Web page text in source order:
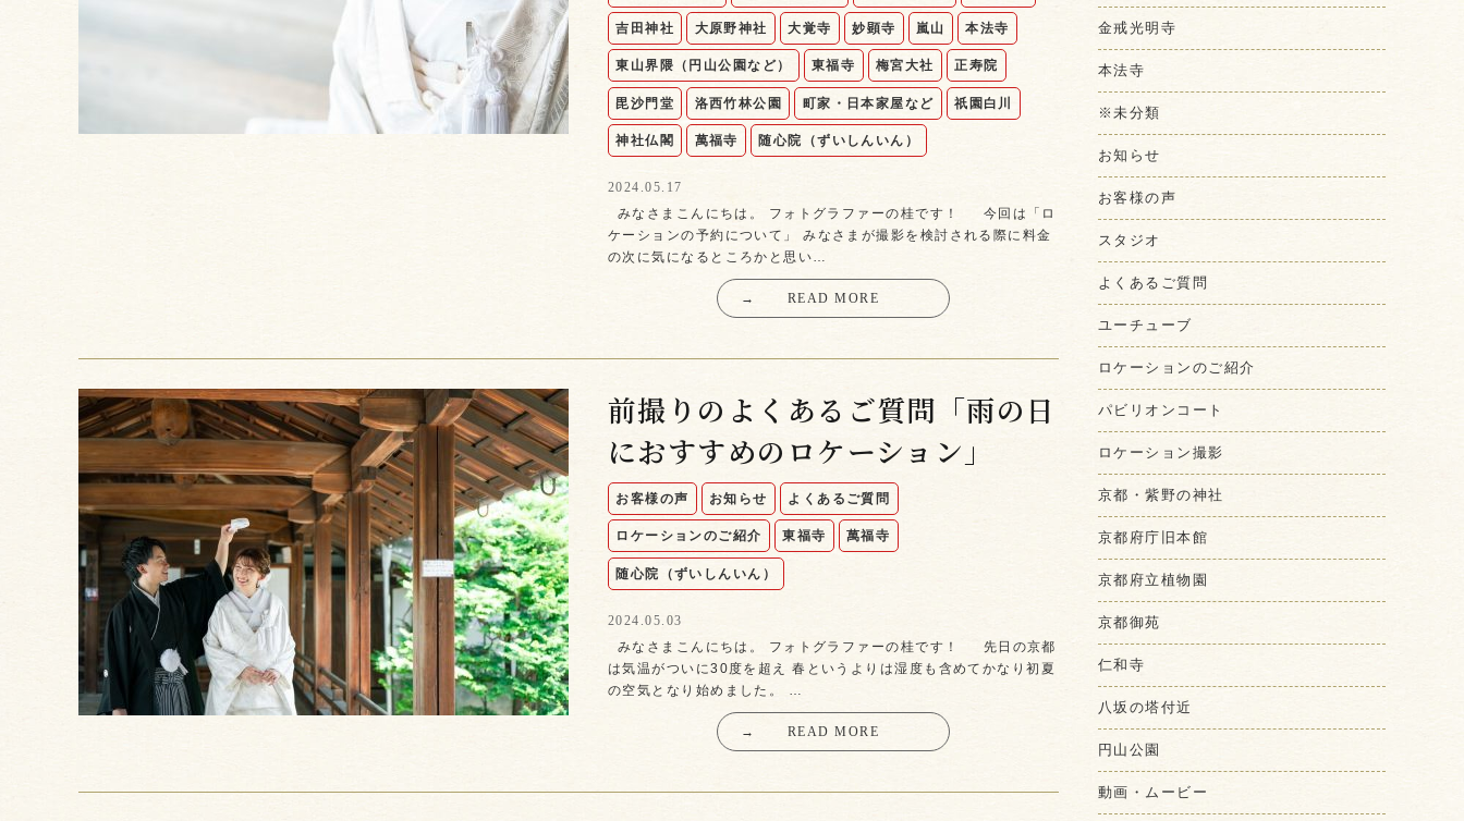
吉田神社 大原野神社 大覚寺 妙顕寺 嵐山 本法寺
東山界隈（円山公園など） 東福寺 梅宮大社 正寿院
毘沙門堂 洛西竹林公園 町家・日本家屋など 祇園白川
神社仏閣 萬福寺 随心院（ずいしんいん）
2024.05.17
みなさまこんにちは。 フォトグラファーの桂です！ 今回は「ロ
ケーションの予約について」 みなさまが撮影を検討される際に料金
の次に気になるところかと思い…
→ READ MORE
前撮りのよくあるご質問「雨の日
におすすめのロケーション」
お客様の声 お知らせ よくあるご質問
ロケーションのご紹介 東福寺 萬福寺
随心院（ずいしんいん）
2024.05.03
みなさまこんにちは。 フォトグラファーの桂です！ 先日の京都
は気温がついに30度を超え 春というよりは湿度も含めてかなり初夏
の空気となり始めました。 …
→ READ MORE
金戒光明寺
本法寺
※未分類
お知らせ
お客様の声
スタジオ
よくあるご質問
ユーチューブ
ロケーションのご紹介
パビリオンコート
ロケーション撮影
京都・紫野の神社
京都府庁旧本館
京都府立植物園
京都御苑
仁和寺
八坂の塔付近
円山公園
動画・ムービー